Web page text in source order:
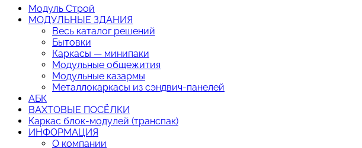
Модуль Строй
МОДУЛЬНЫЕ ЗДАНИЯ
Весь каталог решений
Бытовки
Каркасы — минипаки
Модульные общежития
Модульные казармы
Металлокаркасы из сэндвич-панелей
АБК
ВАХТОВЫЕ ПОСЁЛКИ
Каркас блок-модулей (транспак)
ИНФОРМАЦИЯ
О компании